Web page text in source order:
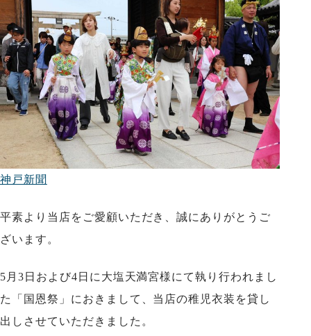
神戸新聞
平素より当店をご愛顧いただき、誠にありがとうご
ざいます。
5月3日および4日に大塩天満宮様にて執り行われまし
た「国恩祭」におきまして、当店の稚児衣装を貸し
出しさせていただきました。